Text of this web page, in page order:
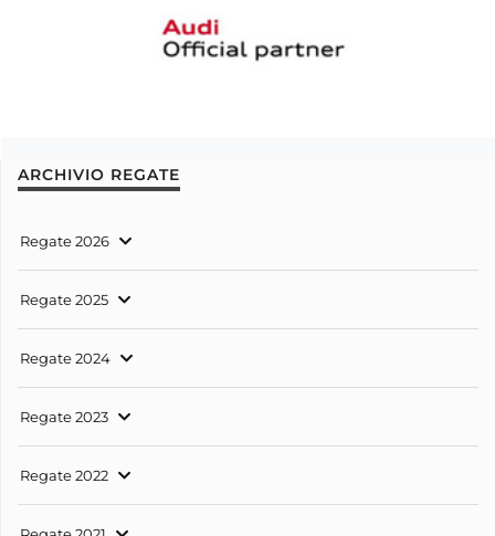
ARCHIVIO REGATE
Regate 2026
Regate 2025
Regate 2024
Regate 2023
Regate 2022